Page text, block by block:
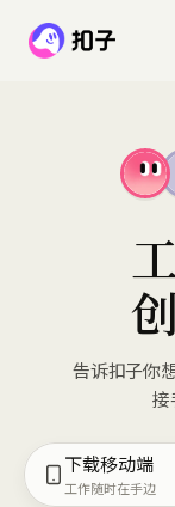
告诉扣子你
接
下载移动端
工作随时在手边